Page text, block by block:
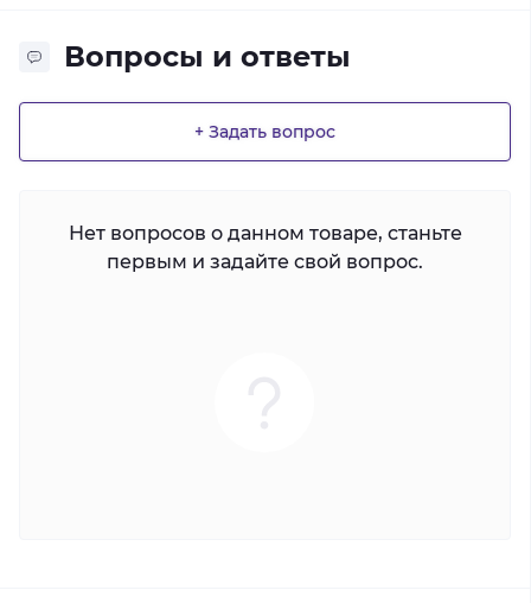
Вопросы и ответы
+ Задать вопрос
Нет вопросов о данном товаре, станьте
первым и задайте свой вопрос.